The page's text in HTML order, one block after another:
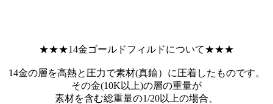
★★★14金ゴールドフィルドについて★★★
14金の層を高熱と圧力で素材(真鍮）に圧着したものです。
その金(10K以上)の層の重量が
素材を含む総重量の1/20以上の場合、